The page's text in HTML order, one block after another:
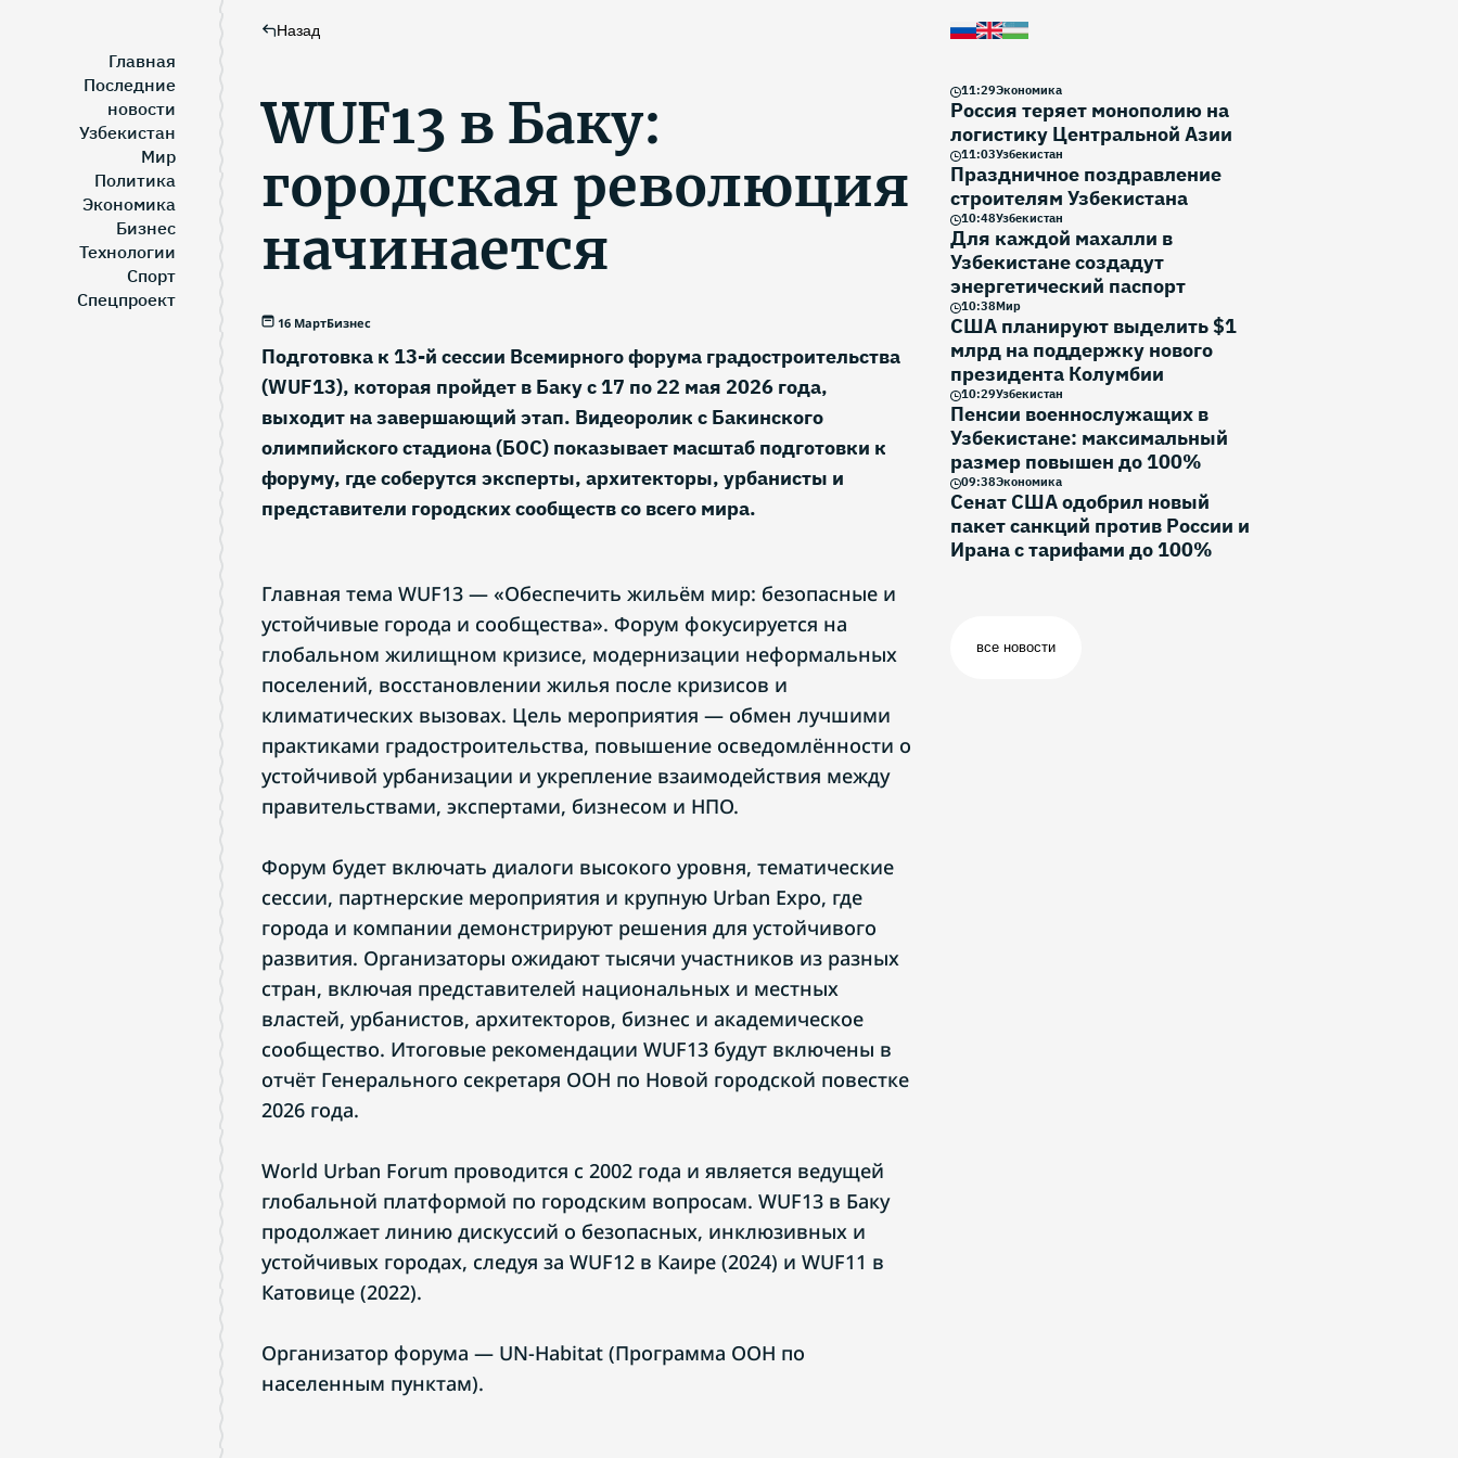
Главная
Последние
новости
Узбекистан
Мир
Политика
Экономика
Бизнес
Технологии
Спорт
Спецпроект
Назад
WUF13 в Баку:
городская революция
начинается
16 МартБизнес
Подготовка к 13-й сессии Всемирного форума градостроительства
(WUF13), которая пройдет в Баку с 17 по 22 мая 2026 года,
выходит на завершающий этап. Видеоролик с Бакинского
олимпийского стадиона (БОС) показывает масштаб подготовки к
форуму, где соберутся эксперты, архитекторы, урбанисты и
представители городских сообществ со всего мира.
Главная тема WUF13 — «Обеспечить жильём мир: безопасные и
устойчивые города и сообщества». Форум фокусируется на
глобальном жилищном кризисе, модернизации неформальных
поселений, восстановлении жилья после кризисов и
климатических вызовах. Цель мероприятия — обмен лучшими
практиками градостроительства, повышение осведомлённости о
устойчивой урбанизации и укрепление взаимодействия между
правительствами, экспертами, бизнесом и НПО.
Форум будет включать диалоги высокого уровня, тематические
сессии, партнерские мероприятия и крупную Urban Expo, где
города и компании демонстрируют решения для устойчивого
развития. Организаторы ожидают тысячи участников из разных
стран, включая представителей национальных и местных
властей, урбанистов, архитекторов, бизнес и академическое
сообщество. Итоговые рекомендации WUF13 будут включены в
отчёт Генерального секретаря ООН по Новой городской повестке
2026 года.
World Urban Forum проводится с 2002 года и является ведущей
глобальной платформой по городским вопросам. WUF13 в Баку
продолжает линию дискуссий о безопасных, инклюзивных и
устойчивых городах, следуя за WUF12 в Каире (2024) и WUF11 в
Катовице (2022).
Организатор форума — UN-Habitat (Программа ООН по
населенным пунктам).
11:29Экономика
Россия теряет монополию на
логистику Центральной Азии
11:03Узбекистан
Праздничное поздравление
строителям Узбекистана
10:48Узбекистан
Для каждой махалли в
Узбекистане создадут
энергетический паспорт
10:38Мир
США планируют выделить $1
млрд на поддержку нового
президента Колумбии
10:29Узбекистан
Пенсии военнослужащих в
Узбекистане: максимальный
размер повышен до 100%
09:38Экономика
Сенат США одобрил новый
пакет санкций против России и
Ирана с тарифами до 100%
все новости